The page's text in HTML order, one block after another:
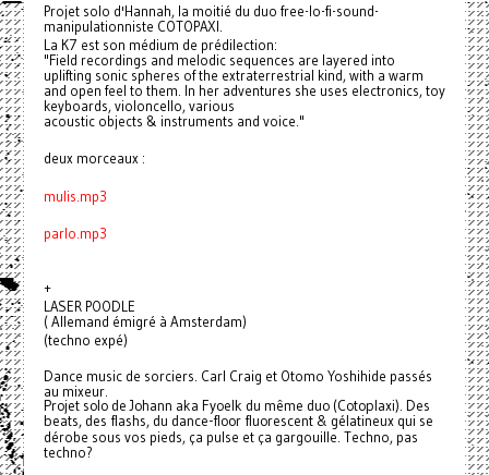
Projet solo d'Hannah, la moitié du duo free-lo-fi-sound-
manipulationniste COTOPAXI.
La K7 est son médium de prédilection:
"Field recordings and melodic sequences are layered into
uplifting sonic spheres of the extraterrestrial kind, with a warm
and open feel to them. In her adventures she uses electronics, toy
keyboards, violoncello, various
acoustic objects & instruments and voice."
deux morceaux :
mulis.mp3
parlo.mp3
+
LASER POODLE
( Allemand émigré à Amsterdam)
(techno expé)
Dance music de sorciers. Carl Craig et Otomo Yoshihide passés
au mixeur.
Projet solo de Johann aka Fyoelk du même duo (Cotoplaxi). Des
beats, des flashs, du dance-floor fluorescent & gélatineux qui se
dérobe sous vos pieds, ça pulse et ça gargouille. Techno, pas
techno?